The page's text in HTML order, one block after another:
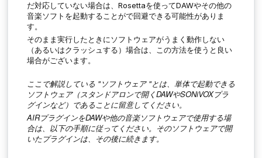
だ対応していない場合は、Rosettaを使ってDAWやその他の
音楽ソフトを起動することがで回避できる可能性がありま
す。
そのまま実行したときにソフトウェアがうまく動作しない
（あるいはクラッシュする）場合は、この方法を使うと良い
場合がございます。
ここで解説している "ソフトウェア "とは、単体で起動できる
ソフトウェア（スタンドアロンで開くDAWやSONiVOXプラ
グインなど）であることに留意してください。
AIRプラグインをDAWや他の音楽ソフトウェアで使用する場
合は、以下の手順に従ってください。そのソフトウェアで開
いたプラグインは、その後に続きます。